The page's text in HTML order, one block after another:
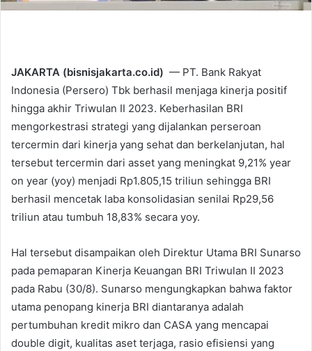
JAKARTA (bisnisjakarta.co.id) — PT. Bank Rakyat
Indonesia (Persero) Tbk berhasil menjaga kinerja positif
hingga akhir Triwulan II 2023. Keberhasilan BRI
mengorkestrasi strategi yang dijalankan perseroan
tercermin dari kinerja yang sehat dan berkelanjutan, hal
tersebut tercermin dari asset yang meningkat 9,21% year
on year (yoy) menjadi Rp1.805,15 triliun sehingga BRI
berhasil mencetak laba konsolidasian senilai Rp29,56
triliun atau tumbuh 18,83% secara yoy.
Hal tersebut disampaikan oleh Direktur Utama BRI Sunarso
pada pemaparan Kinerja Keuangan BRI Triwulan II 2023
pada Rabu (30/8). Sunarso mengungkapkan bahwa faktor
utama penopang kinerja BRI diantaranya adalah
pertumbuhan kredit mikro dan CASA yang mencapai
double digit, kualitas aset terjaga, rasio efisiensi yang